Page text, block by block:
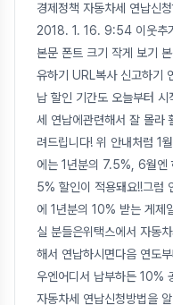
경제정책 자동차세 연납신
2018. 1. 16. 9:54 이웃추
본문 폰트 크기 작게 보기
유하기 URL복사 신고하기
납 할인 기간도 오늘부터
세 연납에관련해서 잘 몰라
려드립니다! 위 안내처럼 1
에는 1년분의 7.5%, 6월엔
5% 할인이 적용돼요!!그럼
에 1년분의 10% 받는 게제
실 분들은위택스에서 자동
해서 연납하시면다음 연도
우엔어디서 납부하든 10%
자동차세 연납신청방법을